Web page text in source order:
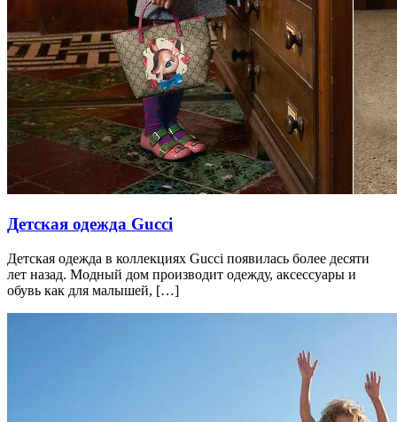
Детская одежда Gucci
Детская одежда в коллекциях Gucci появилась более десяти
лет назад. Модный дом производит одежду, аксессуары и
обувь как для малышей, […]